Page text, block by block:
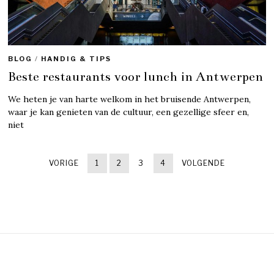
BLOG / HANDIG & TIPS
Beste restaurants voor lunch in Antwerpen
We heten je van harte welkom in het bruisende Antwerpen,
waar je kan genieten van de cultuur, een gezellige sfeer en,
niet
VORIGE 1 2 3 4 VOLGENDE